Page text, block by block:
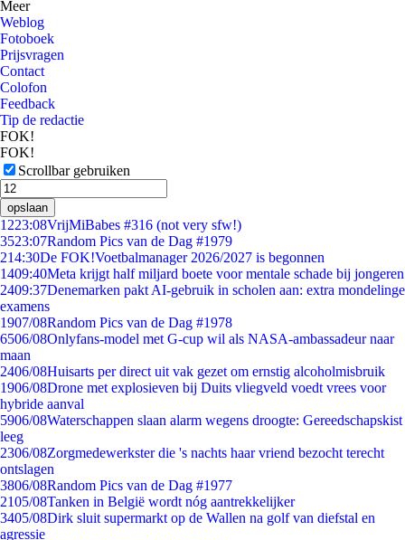
Meer
Weblog
Fotoboek
Prijsvragen
Contact
Colofon
Feedback
Tip de redactie
FOK!
FOK!
Scrollbar gebruiken
opslaan
1223:08VrijMiBabes #316 (not very sfw!)
3523:07Random Pics van de Dag #1979
214:30De FOK!Voetbalmanager 2026/2027 is begonnen
1409:40Meta krijgt half miljard boete voor mentale schade bij jongeren
2409:37Denemarken pakt AI-gebruik in scholen aan: extra mondelinge
examens
1907/08Random Pics van de Dag #1978
6506/08Onlyfans-model met G-cup wil als NASA-ambassadeur naar
maan
2406/08Huisarts per direct uit vak gezet om ernstig alcoholmisbruik
1906/08Drone met explosieven bij Duits vliegveld voedt vrees voor
hybride aanval
5906/08Waterschappen slaan alarm wegens droogte: Gereedschapskist
leeg
2306/08Zorgmedewerkster die 's nachts haar vriend bezocht terecht
ontslagen
3806/08Random Pics van de Dag #1977
2105/08Tanken in België wordt nóg aantrekkelijker
3405/08Dirk sluit supermarkt op de Wallen na golf van diefstal en
agressie